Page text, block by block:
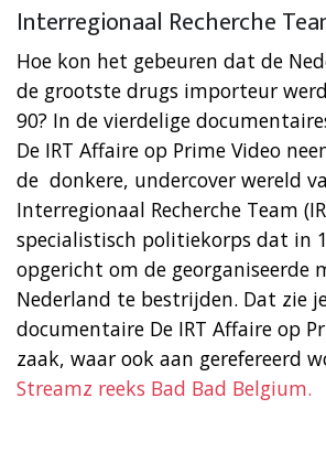
Interregionaal Recherche
Hoe kon het gebeuren dat de
de grootste drugs importeur
90? In de vierdelige
De IRT Affaire op Prime Video
de donkere, undercover wereld
Interregionaal Recherche Team
specialistisch politiekorps dat in
opgericht om de georganiseerde
Nederland te bestrijden. Dat zie
documentaire De IRT Affaire op
zaak, waar ook aan gerefereerd
Streamz reeks Bad Bad Belgium.